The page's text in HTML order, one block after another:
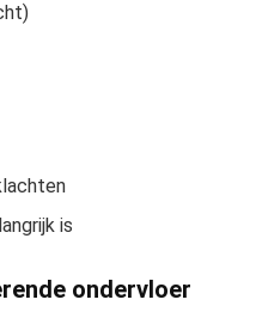
is
ondervloer